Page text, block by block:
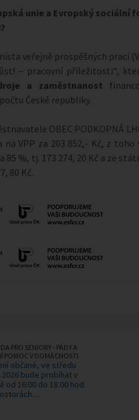
unie a Evropský sociální
veřejně prospěšných prací
– pracovní příležitosti“,
a zaměstnanost
České republiky.
OBEC PODKOPNÁ
VPP za 203 852,- Kč, z toho
%, tj. 173 274, 20 Kč a ze
80 Kč.
PRO SENIORY - PÁDY A
POMOC V DOMÁCNOSTI
občané, ve středu
bude probíhat v
od 16:00 do 18:00 hod.